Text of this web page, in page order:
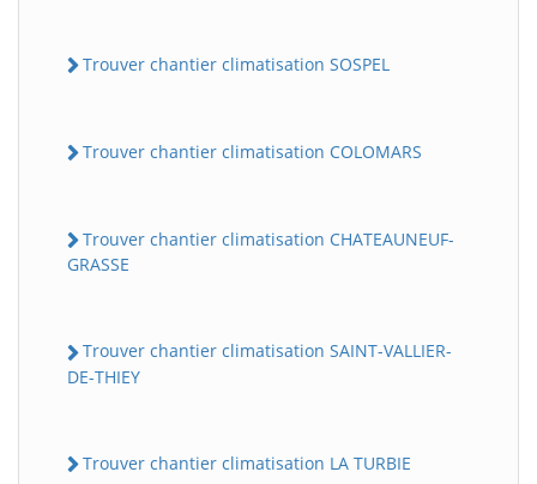
Trouver chantier climatisation SOSPEL
Trouver chantier climatisation COLOMARS
Trouver chantier climatisation CHATEAUNEUF-
GRASSE
Trouver chantier climatisation SAINT-VALLIER-
DE-THIEY
Trouver chantier climatisation LA TURBIE